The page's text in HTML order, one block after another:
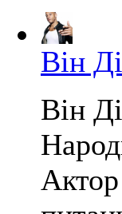
Він
Він
Актор